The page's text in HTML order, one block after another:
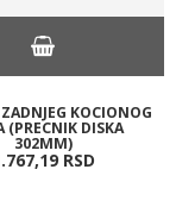
KOCIONOG
(PRECNIK DISKA
302MM)
19 RSD